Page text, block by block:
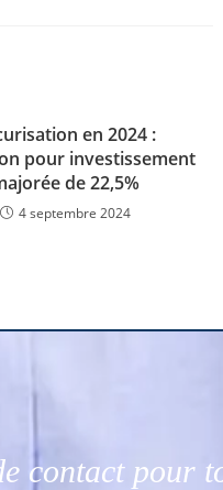
en 2024 :
pour investissement
de 22,5%
4 septembre 2024
contact pour